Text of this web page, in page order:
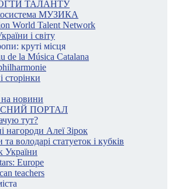
ТАЛАНТУ
МУЗИКА
World Talent Network
і світу
круті місця
de la Música Catalana
сторінки
новини
ПОРТАЛ
тут?
нагороди Алеї Зірок
та володарі статуеток і кубків
України
Europe
teachers